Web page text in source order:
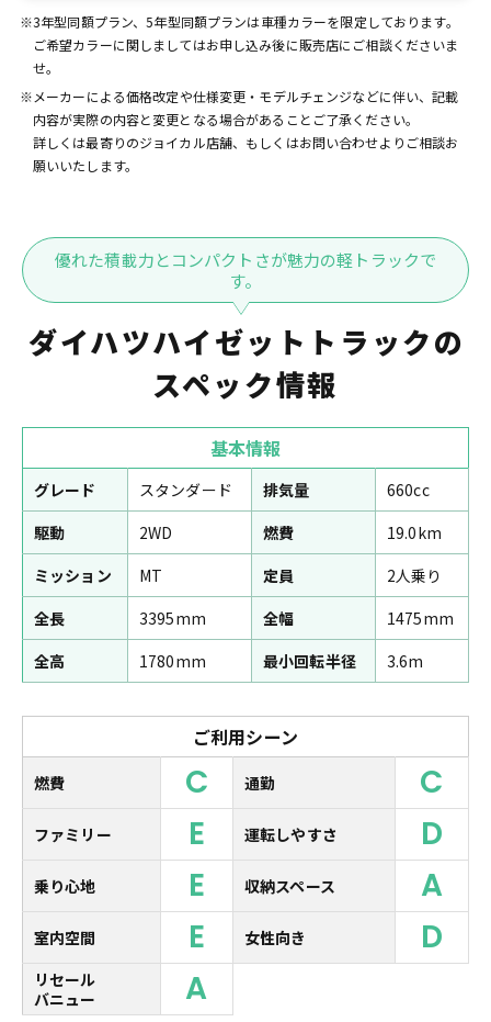
※3年型同額プラン、5年型同額プランは車種カラーを限定しております。
ご希望カラーに関しましてはお申し込み後に販売店にご相談くださいま
せ。
※メーカーによる価格改定や仕様変更・モデルチェンジなどに伴い、記載
内容が実際の内容と変更となる場合があることご了承ください。
詳しくは最寄りのジョイカル店舗、もしくはお問い合わせよりご相談お
願いいたします。
優れた積載力とコンパクトさが魅力の軽トラックで
す。
ダイハツハイゼットトラックの
スペック情報
基本情報
グレード スタンダード 排気量
660cc
駆動
2WD 燃費
19.0km
ミッション
MT 定員
2人乗り
全長
3395mm 全幅
1475mm
全高
1780mm 最小回転半径 3.6m
ご利用シーン
燃費 C 通勤 C
ファミリー E 運転しやすさ D
乗り心地 E 収納スペース A
室内空間 E 女性向き D
リセール
バニュー
A